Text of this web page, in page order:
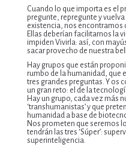
Cuando lo que importa es el
pregunte, repregunte y
existencia, nos encontramos
Ellas deberían facilitarnos la
impiden Vivirla: así, con
sacar provecho de nuestra
Hay grupos que están
rumbo de la humanidad, que
tres grandes preguntas. Y os
un gran reto: el de la
Hay un grupo, cada vez más
‘transhumanistas’ y que
humanidad a base de
Nos prometen que seremos
tendrán las tres ‘Súper’:
superinteligencia.